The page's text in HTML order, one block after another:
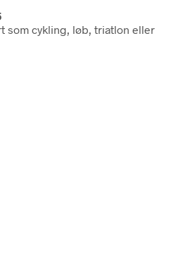
som cykling, løb, triatlon eller